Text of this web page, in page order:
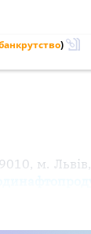
)
м.